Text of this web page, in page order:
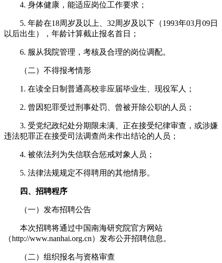
4. 身体健康，能适应岗位工作要求；
5. 年龄在18周岁及以上、32周岁及以下（1993年03月09日
以后出生），年龄计算截止报名首日；
6. 服从我院管理，考核及合理的岗位调配。
（二）不得报考情形
1. 在读全日制普通高校非应届毕业生、现役军人；
2. 曾因犯罪受过刑事处罚、曾被开除公职的人员；
3. 受党纪政纪处分期限未满、正在接受纪律审查，或涉嫌
违法犯罪正在接受司法调查尚未作出结论的人员；
4. 被依法列为失信联合惩戒对象人员；
5. 法律法规规定不得聘用的其他情形。
四、招聘程序
（一）发布招聘公告
本次招聘将通过中国南海研究院官方网站
（http://www.nanhai.org.cn）发布公开招聘信息。
（二）组织报名与资格审查